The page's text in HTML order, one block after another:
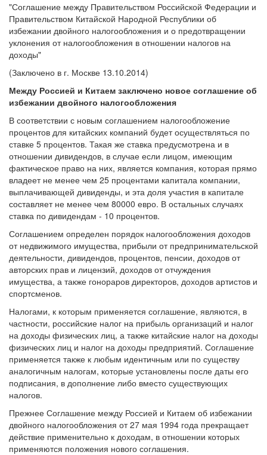
"Соглашение между Правительством Российской Федерации и
Правительством Китайской Народной Республики об
избежании двойного налогообложения и о предотвращении
уклонения от налогообложения в отношении налогов на
доходы"
(Заключено в г. Москве 13.10.2014)
Между Россией и Китаем заключено новое соглашение об
избежании двойного налогообложения
В соответствии с новым соглашением налогообложение
процентов для китайских компаний будет осуществляться по
ставке 5 процентов. Такая же ставка предусмотрена и в
отношении дивидендов, в случае если лицом, имеющим
фактическое право на них, является компания, которая прямо
владеет не менее чем 25 процентами капитала компании,
выплачивающей дивиденды, и эта доля участия в капитале
составляет не менее чем 80000 евро. В остальных случаях
ставка по дивидендам - 10 процентов.
Соглашением определен порядок налогообложения доходов
от недвижимого имущества, прибыли от предпринимательской
деятельности, дивидендов, процентов, пенсии, доходов от
авторских прав и лицензий, доходов от отчуждения
имущества, а также гонораров директоров, доходов артистов и
спортсменов.
Налогами, к которым применяется соглашение, являются, в
частности, российские налог на прибыль организаций и налог
на доходы физических лиц, а также китайские налог на доходы
физических лиц и налог на доходы предприятий. Соглашение
применяется также к любым идентичным или по существу
аналогичным налогам, которые установлены после даты его
подписания, в дополнение либо вместо существующих
налогов.
Прежнее Соглашение между Россией и Китаем об избежании
двойного налогообложения от 27 мая 1994 года прекращает
действие применительно к доходам, в отношении которых
применяются положения нового соглашения.